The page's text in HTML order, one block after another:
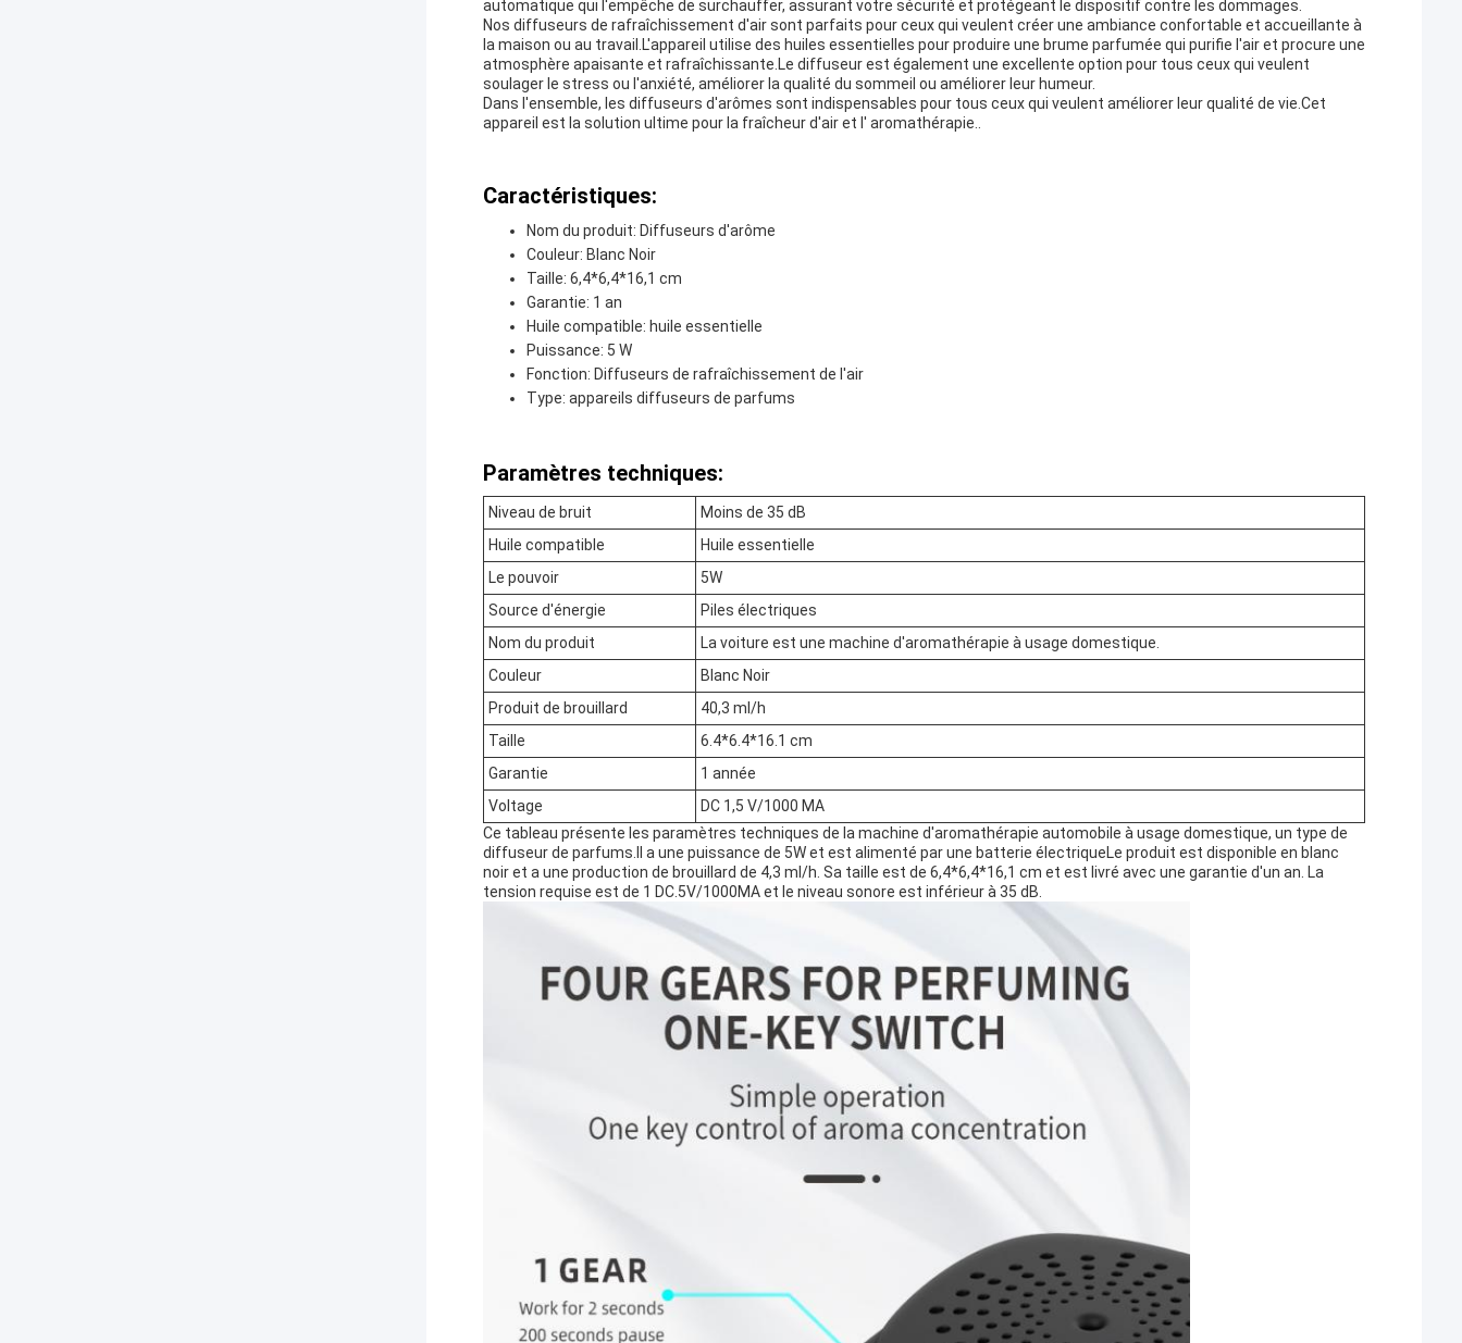
automatique qui l'empêche de surchauffer, assurant votre sécurité et protégeant le dispositif contre les dommages.
Nos diffuseurs de rafraîchissement d'air sont parfaits pour ceux qui veulent créer une ambiance confortable et accueillante à
la maison ou au travail.L'appareil utilise des huiles essentielles pour produire une brume parfumée qui purifie l'air et procure une
atmosphère apaisante et rafraîchissante.Le diffuseur est également une excellente option pour tous ceux qui veulent
soulager le stress ou l'anxiété, améliorer la qualité du sommeil ou améliorer leur humeur.
Dans l'ensemble, les diffuseurs d'arômes sont indispensables pour tous ceux qui veulent améliorer leur qualité de vie.Cet
appareil est la solution ultime pour la fraîcheur d'air et l' aromathérapie..
Caractéristiques:
Nom du produit: Diffuseurs d'arôme
Couleur: Blanc Noir
Taille: 6,4*6,4*16,1 cm
Garantie: 1 an
Huile compatible: huile essentielle
Puissance: 5 W
Fonction: Diffuseurs de rafraîchissement de l'air
Type: appareils diffuseurs de parfums
Paramètres techniques:
Niveau de bruit
Moins de 35 dB
Huile compatible
Huile essentielle
Le pouvoir
5W
Source d'énergie
Piles électriques
Nom du produit
La voiture est une machine d'aromathérapie à usage domestique.
Couleur
Blanc Noir
Produit de brouillard
40,3 ml/h
Taille
6.4*6.4*16.1 cm
Garantie
1 année
Voltage
DC 1,5 V/1000 MA
Ce tableau présente les paramètres techniques de la machine d'aromathérapie automobile à usage domestique, un type de
diffuseur de parfums.Il a une puissance de 5W et est alimenté par une batterie électriqueLe produit est disponible en blanc
noir et a une production de brouillard de 4,3 ml/h. Sa taille est de 6,4*6,4*16,1 cm et est livré avec une garantie d'un an. La
tension requise est de 1 DC.5V/1000MA et le niveau sonore est inférieur à 35 dB.